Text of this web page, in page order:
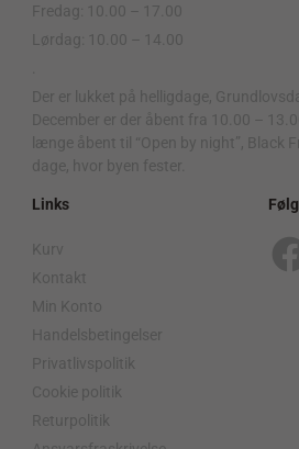
Fredag: 10.00 – 17.00
Lørdag: 10.00 – 14.00
Der er lukket på helligdage,
December er der åbent fra 10.00 –
længe åbent til “Open by night”, Black
dage, hvor byen fester.
Links
Kurv
Kontakt
Min Konto
Handelsbetingelser
Privatlivspolitik
Cookie politik
Returpolitik